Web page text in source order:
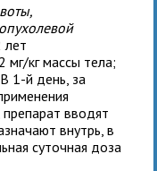
лет
мг/кг массы тела;
1-й день, за
вводят
внутрь, в
суточная доза